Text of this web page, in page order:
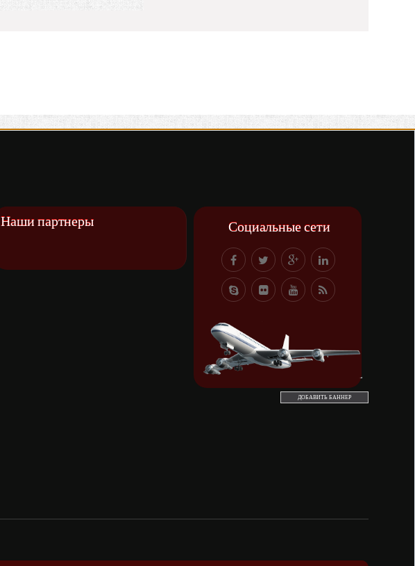
Наши партнеры Социальные сети
ДОБАВИТЬ БАННЕР